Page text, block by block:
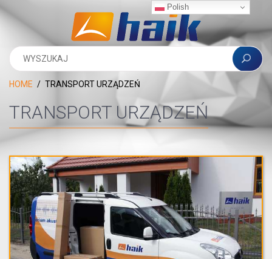
HOME TRANSPORT URZĄDZEŃ
TRANSPORT URZĄDZEŃ
Polish